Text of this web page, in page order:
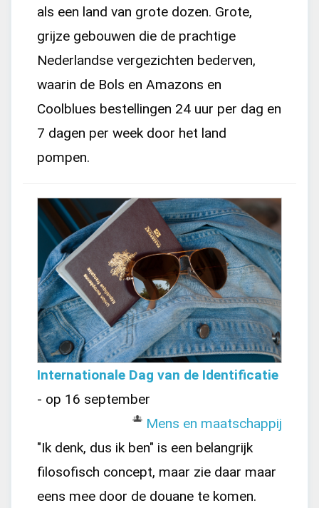
als een land van grote dozen. Grote,
grijze gebouwen die de prachtige
Nederlandse vergezichten bederven,
waarin de Bols en Amazons en
Coolblues bestellingen 24 uur per dag en
7 dagen per week door het land
pompen.
Internationale Dag van de Identificatie
- op 16 september
Mens en maatschappij
"Ik denk, dus ik ben" is een belangrijk
filosofisch concept, maar zie daar maar
eens mee door de douane te komen.